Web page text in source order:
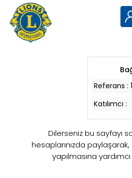
Referans :
Katılımcı :
Dilerseniz bu sayfayı
hesaplarınızda
yapılmasına